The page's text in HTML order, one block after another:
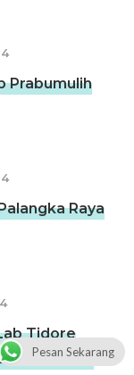
Prabumulih
Raya
Tidore
Pembuatan
Pesan Sekarang